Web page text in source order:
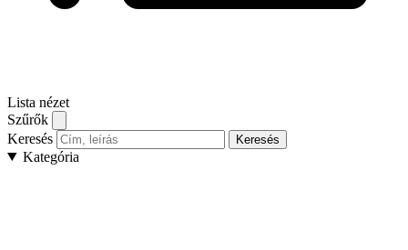
Lista nézet
Szűrők
Keresés
Keresés
Kategória